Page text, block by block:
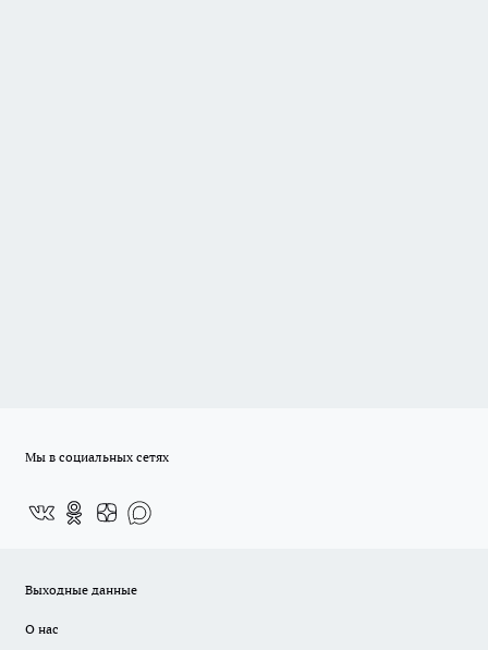
Мы в социальных сетях
Выходные данные
О нас